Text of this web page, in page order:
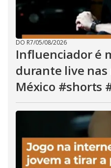
DO R7/05/08/2026
Influenciador é
durante live nas
México #shorts